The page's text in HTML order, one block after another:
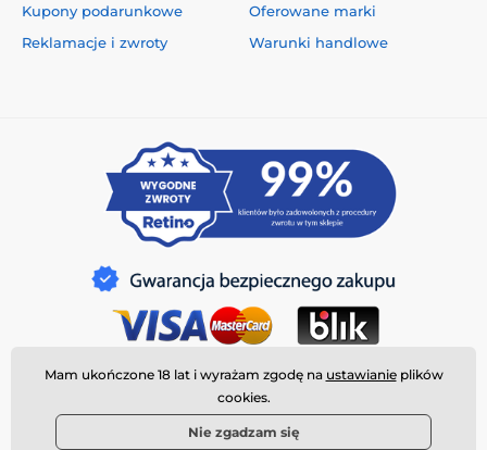
Kupony podarunkowe
Reklamacje i zwroty
Oferowane marki
Warunki handlowe
Mam ukończone 18 lat i wyrażam zgodę na ustawianieplików
cookies.
Nie zgadzam się